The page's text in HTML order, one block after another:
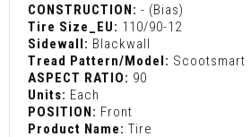
CONSTRUCTION: - (Bias)
Tire Size_EU: 110/90-12
Sidewall: Blackwall
Tread Pattern/Model: Scootsmart
ASPECT RATIO: 90
Units: Each
POSITION: Front
Product Name: Tire